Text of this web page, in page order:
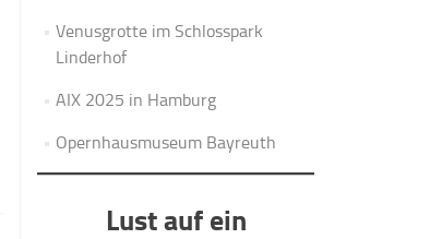
Venusgrotte im Schlosspark
Linderhof
AIX 2025 in Hamburg
Opernhausmuseum Bayreuth
Lust auf ein